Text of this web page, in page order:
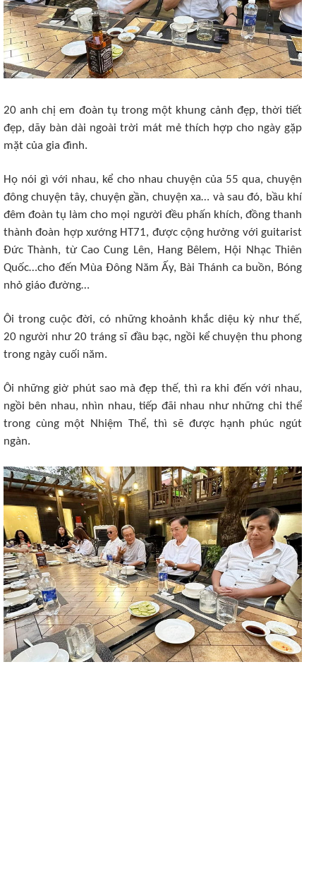
20 anh chị em đoàn tụ trong một khung cảnh đẹp, thời tiết
đẹp, dãy bàn dài ngoài trời mát mẻ thích hợp cho ngày gặp
mặt của gia đình.
Họ nói gì với nhau, kể cho nhau chuyện của 55 qua, chuyện
đông chuyện tây, chuyện gần, chuyện xa… và sau đó, bầu khí
đêm đoàn tụ làm cho mọi người đều phấn khích, đồng thanh
thành đoàn hợp xướng HT71, được cộng hưởng với guitarist
Đức Thành, từ Cao Cung Lên, Hang Bêlem, Hội Nhạc Thiên
Quốc…cho đến Mùa Đông Năm Ấy, Bài Thánh ca buồn, Bóng
nhỏ giáo đường…
Ôi trong cuộc đời, có những khoảnh khắc diệu kỳ như thế,
20 người như 20 tráng sĩ đầu bạc, ngồi kể chuyện thu phong
trong ngày cuối năm.
Ôi những giờ phút sao mà đẹp thế, thì ra khi đến với nhau,
ngồi bên nhau, nhìn nhau, tiếp đãi nhau như những chi thể
trong cùng một Nhiệm Thể, thì sẽ được hạnh phúc ngút
ngàn.